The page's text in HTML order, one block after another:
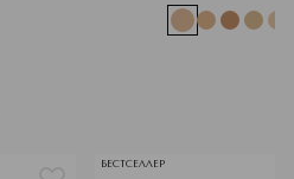
БЕСТСЕЛЛЕР